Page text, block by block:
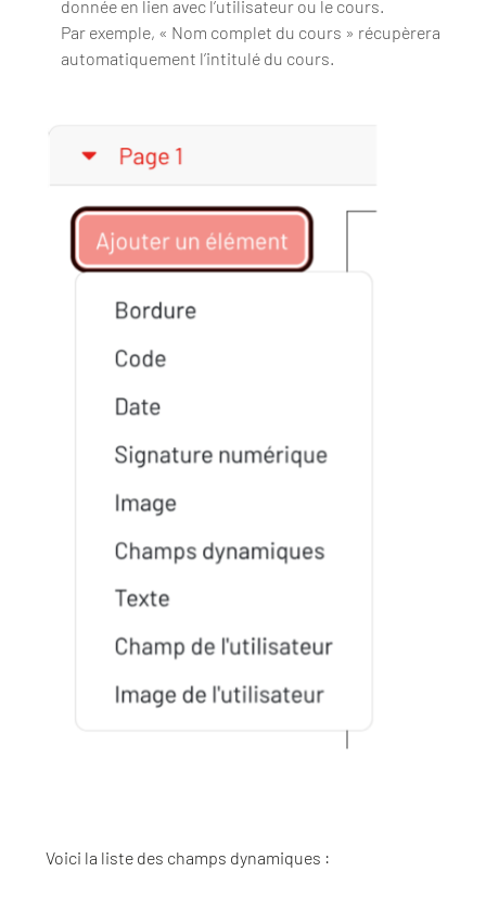
donnée en lien avec l’utilisateur ou le cours.
Par exemple, « Nom complet du cours » récupèrera
automatiquement l’intitulé du cours.
Voici la liste des champs dynamiques :